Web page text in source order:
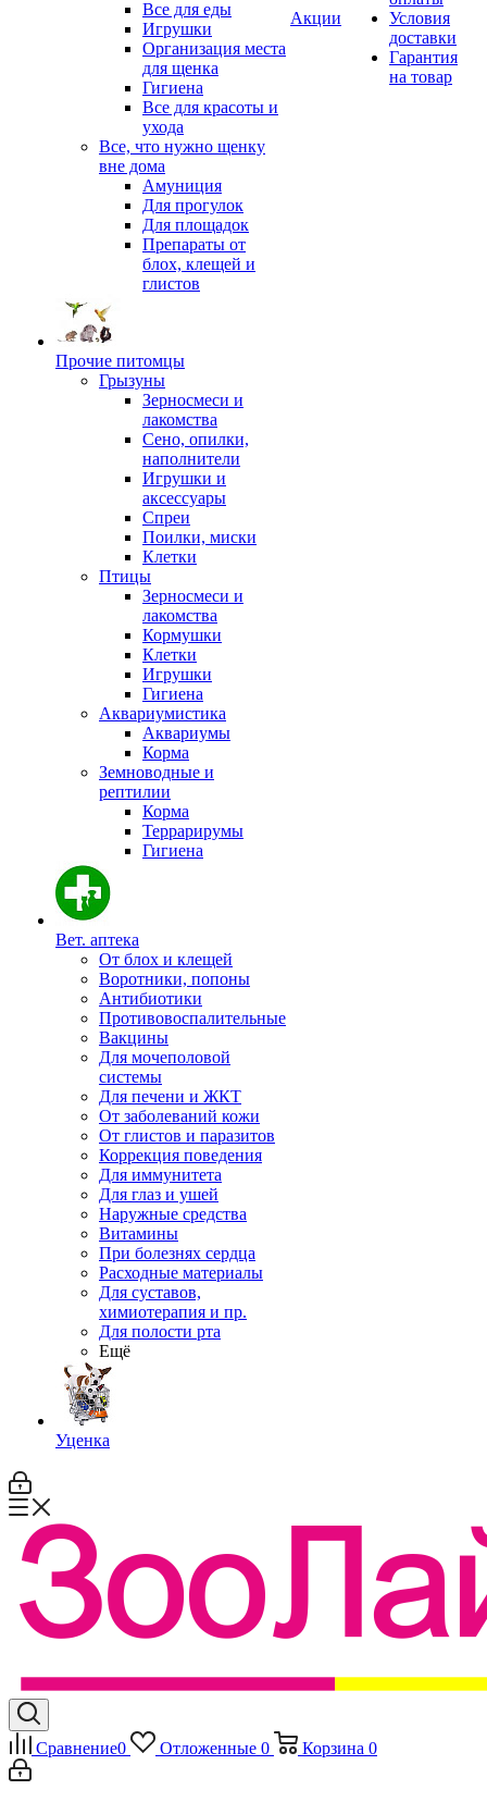
Все для еды
Игрушки
Организация места
для щенка
Гигиена
Все для красоты и
ухода
Все, что нужно щенку
вне дома
Амуниция
Для прогулок
Для площадок
Препараты от
блох, клещей и
глистов
Прочие питомцы
Грызуны
Зерносмеси и
лакомства
Сено, опилки,
наполнители
Игрушки и
аксессуары
Спреи
Поилки, миски
Клетки
Птицы
Зерносмеси и
лакомства
Кормушки
Клетки
Игрушки
Гигиена
Аквариумистика
Аквариумы
Корма
Земноводные и
рептилии
Корма
Террарирумы
Гигиена
Вет. аптека
От блох и клещей
Воротники, попоны
Антибиотики
Противовоспалительные
Вакцины
Для мочеполовой
системы
Для печени и ЖКТ
От заболеваний кожи
От глистов и паразитов
Коррекция поведения
Для иммунитета
Для глаз и ушей
Наружные средства
Витамины
При болезнях сердца
Расходные материалы
Для суставов,
химиотерапия и пр.
Для полости рта
Ещё
Уценка
Акции
Условия
доставки
Гарантия
на товар
Сравнение0 Отложенные 0 Корзина 0